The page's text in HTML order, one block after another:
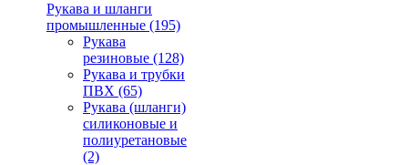
Рукава и шланги
промышленные (195)
Рукава
резиновые (128)
Рукава и трубки
ПВХ (65)
Рукава (шланги)
силиконовые и
полиуретановые
(2)